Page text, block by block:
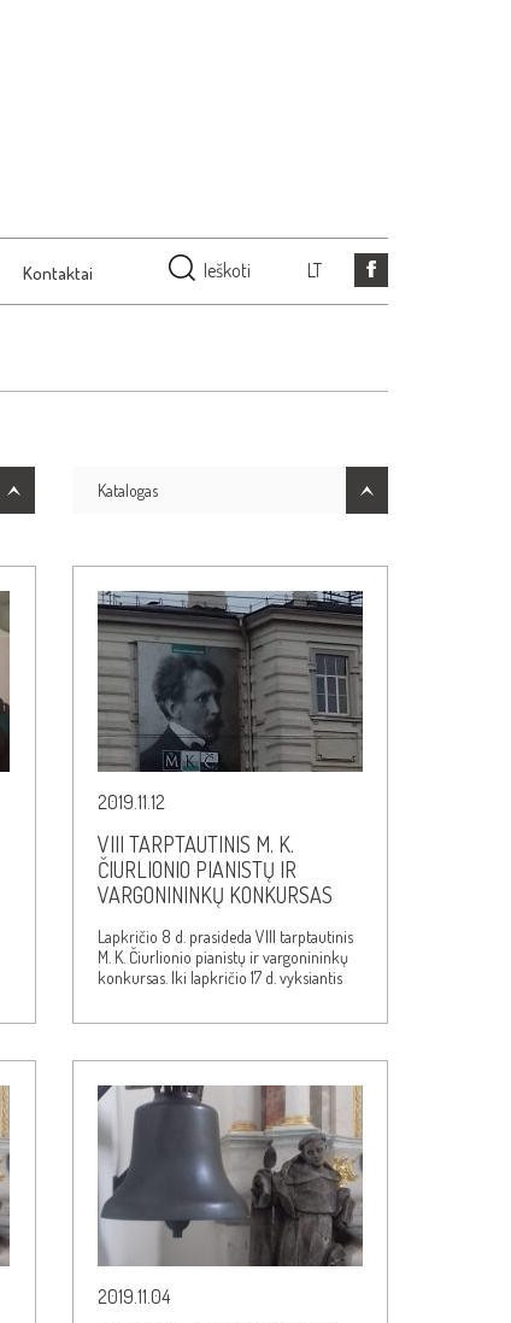
Kontaktai Ieškoti LT
Katalogas
2019.11.12
VIII TARPTAUTINIS M. K.
ČIURLIONIO PIANISTŲ IR
VARGONININKŲ KONKURSAS
Lapkričio 8 d. prasideda VIII tarptautinis
M. K. Čiurlionio pianistų ir vargonininkų
konkursas. Iki lapkričio 17 d. vyksiantis
2019.11.04